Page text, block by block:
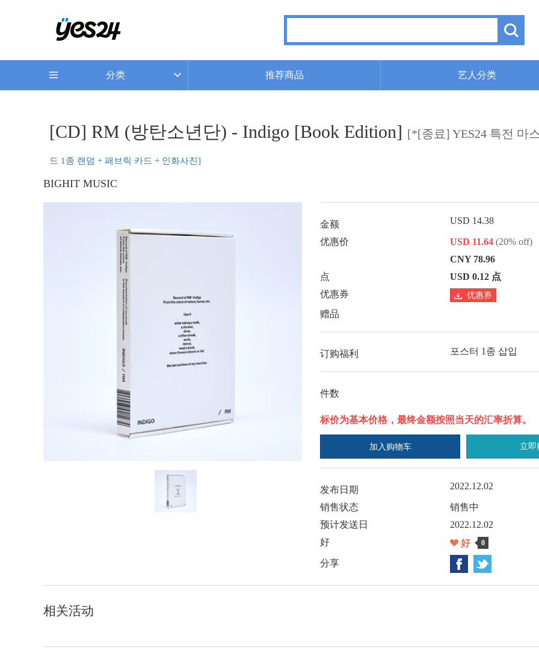
分类 推荐商品 艺人分类
[CD] RM (방탄소년단) - Indigo [Book Edition] [*[종료] YES24 특전 마
드 1종 랜덤 + 패브릭 카드 + 인화사진]
BIGHIT MUSIC
金额 USD 14.38
优惠价 USD 11.64 (20% off)
CNY 78.96
点
USD 0.12 点
优惠券
优惠券
赠品
订购福利 포스터 1종 삽입
件数
标价为基本价格，最终金额按照当天的汇率折算。
加入购物车 立即
发布日期 2022.12.02
销售状态
销售中
预计发送日
2022.12.02
好
好 0
分享
相关活动